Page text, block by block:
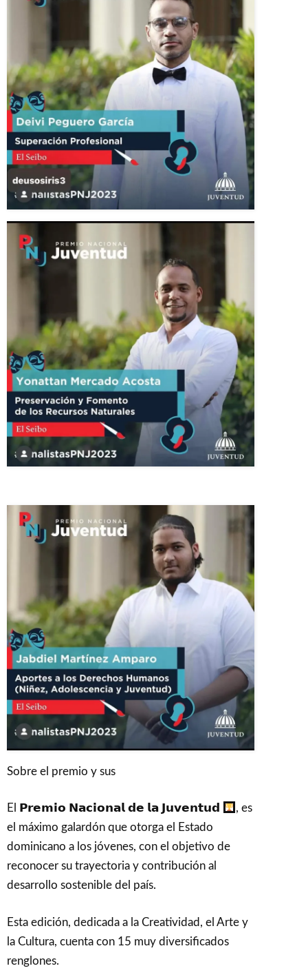
Sobre el premio y sus
El 𝗣𝗿𝗲𝗺𝗶𝗼 𝗡𝗮𝗰𝗶𝗼𝗻𝗮𝗹 𝗱𝗲 𝗹𝗮 𝗝𝘂𝘃𝗲𝗻𝘁𝘂𝗱
, es
el máximo galardón que otorga el Estado
dominicano a los jóvenes, con el objetivo de
reconocer su trayectoria y contribución al
desarrollo sostenible del país.
Esta edición, dedicada a la Creatividad, el Arte y
la Cultura, cuenta con 15 muy diversificados
renglones.